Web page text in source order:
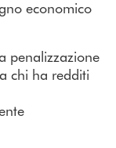
economico
penalizzazione
chi ha redditi